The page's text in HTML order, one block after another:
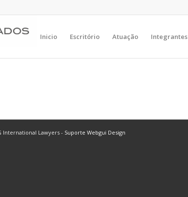
Inicio Escritório Atuação Integrantes
International Lawyers - Suporte Webgui Design